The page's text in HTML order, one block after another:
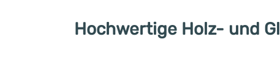
Hochwertige Holz- und